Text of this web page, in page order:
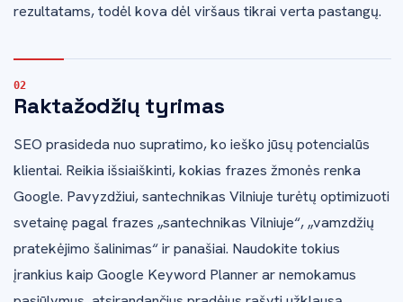
rezultatams, todėl kova dėl viršaus tikrai verta pastangų.
Raktažodžių tyrimas
SEO prasideda nuo supratimo, ko ieško jūsų potencialūs
klientai. Reikia išsiaiškinti, kokias frazes žmonės renka
Google. Pavyzdžiui, santechnikas Vilniuje turėtų optimizuoti
svetainę pagal frazes „santechnikas Vilniuje“, „vamzdžių
pratekėjimo šalinimas“ ir panašiai. Naudokite tokius
įrankius kaip Google Keyword Planner ar nemokamus